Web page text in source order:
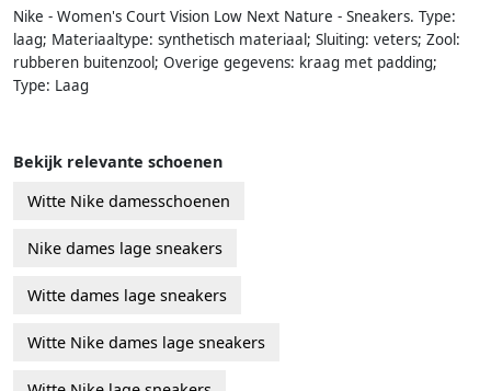
Nike - Women's Court Vision Low Next Nature - Sneakers. Type:
laag; Materiaaltype: synthetisch materiaal; Sluiting: veters; Zool:
rubberen buitenzool; Overige gegevens: kraag met padding;
Type: Laag
Bekijk relevante schoenen
Witte Nike damesschoenen
Nike dames lage sneakers
Witte dames lage sneakers
Witte Nike dames lage sneakers